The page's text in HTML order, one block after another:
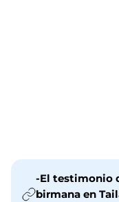
-El testimonio
birmana en